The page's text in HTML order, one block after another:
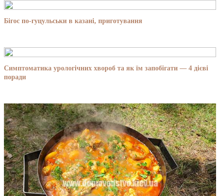
Бігос по-гуцульськи в казані, приготування
Симптоматика урологічних хвороб та як їм запобігати — 4 дієві
поради